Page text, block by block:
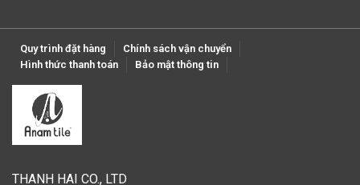
Quy trình đặt hàng
Chính sách vận chuyển
Hình thức thanh toán
Bảo mật thông tin
THANH HAI CO., LTD